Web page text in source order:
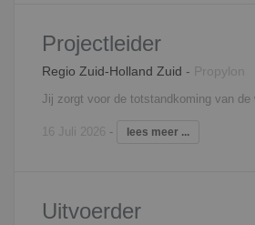
Projectleider
Regio Zuid-Holland Zuid - Propylon
16 Juli 2026 - lees meer ...
Uitvoerder